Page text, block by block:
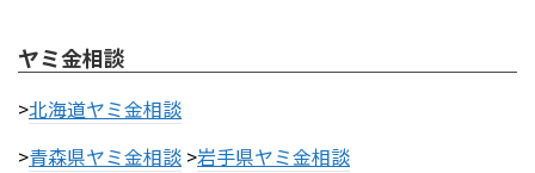
ヤミ金相談
>北海道ヤミ金相談
>青森県ヤミ金相談 >岩手県ヤミ金相談